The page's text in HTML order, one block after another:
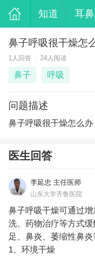
知道 耳
鼻子呼吸很干燥怎
1人回答 24人阅读
鼻子 呼吸
问题描述
鼻子呼吸很干燥怎么办
医生回答
李延忠 主任医师
山东大学齐鲁医院
鼻子呼吸干燥可通过
洗、药物治疗等方式
足、鼻炎、萎缩性鼻炎
1、环境干燥